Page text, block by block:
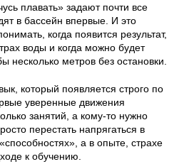
плавать» задают почти все
в бассейн впервые. И это
когда появится результат,
воды и когда можно будет
несколько метров без остановки.
который появляется строго по
уверенные движения
занятий, а кому-то нужно
перестать напрягаться в
а в опыте, страхе
к обучению.